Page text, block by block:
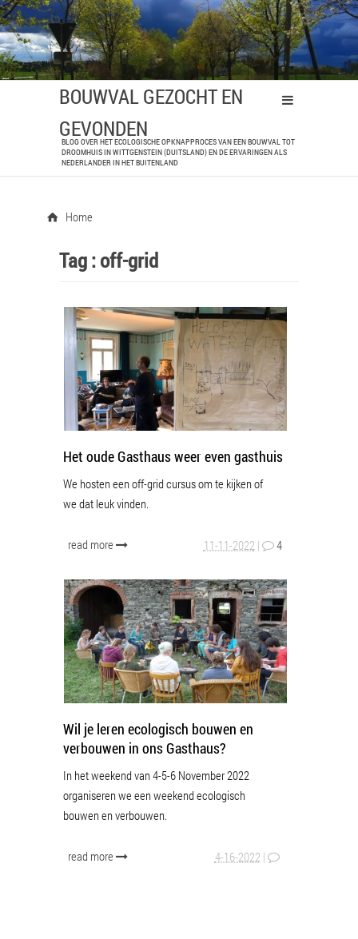
BOUWVAL GEZOCHT EN
GEVONDEN
BLOG OVER HET ECOLOGISCHE OPKNAPPROCES VAN EEN BOUWVAL TOT
DROOMHUIS IN WITTGENSTEIN (DUITSLAND) EN DE ERVARINGEN ALS
NEDERLANDER IN HET BUITENLAND
Home
Tag :off-grid
Het oude Gasthaus weer even gasthuis
We hosten een off-grid cursus om te kijken of
we dat leuk vinden.
read more 11-11-2022 | 4
Wil je leren ecologisch bouwen en
verbouwen in ons Gasthaus?
In het weekend van 4-5-6 November 2022
organiseren we een weekend ecologisch
bouwen en verbouwen.
read more 4-16-2022 |